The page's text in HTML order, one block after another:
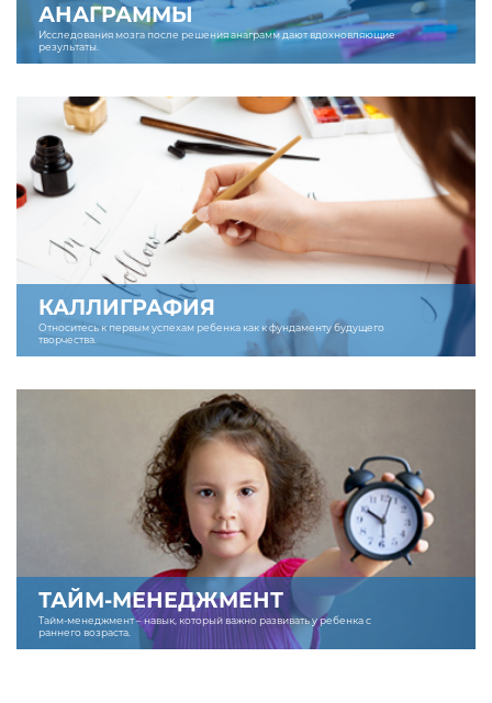
АНАГРАММЫ
Исследования мозга после решения анаграмм дают вдохновляющие
результаты.
КАЛЛИГРАФИЯ
Относитесь к первым успехам ребенка как к фундаменту будущего
творчества.
ТАЙМ-МЕНЕДЖМЕНТ
Тайм-менеджмент – навык, который важно развивать у ребенка с
раннего возраста.